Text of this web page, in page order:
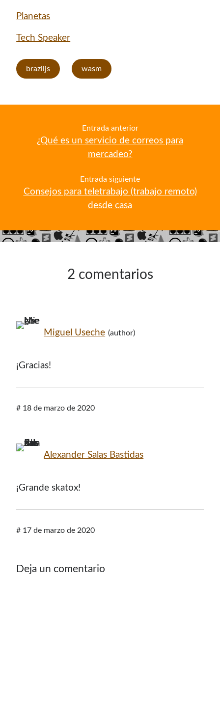
Picando Código
Planetas
Tech Speaker
braziljs wasm
Entrada anterior
¿Qué es un servicio de correos para
mercadeo?
Entrada siguiente
Consejos para teletrabajo (trabajo remoto)
desde casa
2 comentarios
Miguel Useche
¡Gracias!
# 18 de marzo de 2020
Alexander Salas Bastidas
¡Grande skatox!
# 17 de marzo de 2020
Deja un comentario